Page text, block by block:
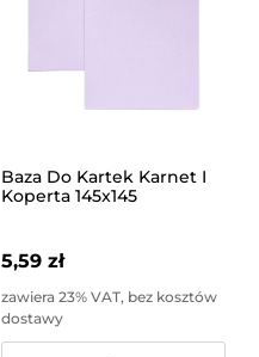
Baza Do Kartek Karnet I
Koperta 145x145
5,59 zł
zawiera 23% VAT, bez kosztów
dostawy